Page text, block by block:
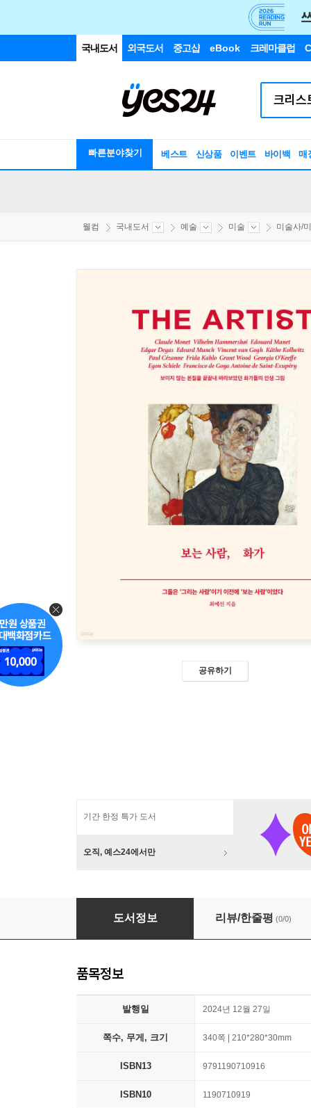
국내도서 외국도서 중고샵 eBook 크레마클럽
빠른분야찾기 베스트 신상품 이벤트 바이백 매
웰컴 국내도서 예술 미술 미술사/
공유하기
기간 한정 특가 도서
오직, 예스24에서만
보는 사람, 화가 (큰글자도서)
도서정보 리뷰/한줄평 (0/0)
품목정보
발행일 2024년 12월 27일
쪽수, 무게, 크기 340쪽 | 210*280*30mm
ISBN13 9791190710916
ISBN10 1190710919